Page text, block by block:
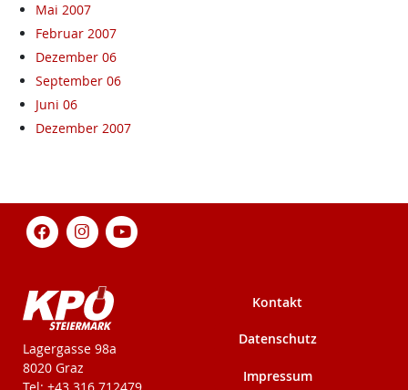
Mai 2007
Februar 2007
Dezember 06
September 06
Juni 06
Dezember 2007
KPÖ-Steiermark
Lagergasse 98a
8020 Graz
Kontakt
Datenschutz
Impressum